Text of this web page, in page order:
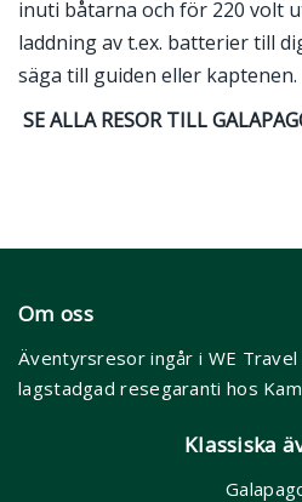
inuti båtarna och för 220 volt
laddning av t.ex. batterier till
säga till guiden eller kaptenen.
SE ALLA RESOR TILL
Om oss
Äventyrsresor ingår i WE Travel
lagstadgad resegaranti hos
Klassiska